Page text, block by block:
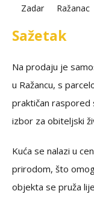
Zadar Ražanac
Sažetak
Na prodaju je
u Ražancu, s
praktičan raspored
izbor za obiteljski
Kuća se nalazi u
prirodom, što
objekta se pruža